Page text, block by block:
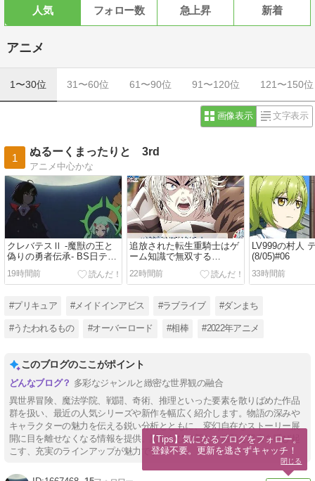
人気 フォロー数 急上昇 新着
アニメ
1〜30位 31〜60位 61〜90位 91〜120位 121〜150位
画像表示 文字表示
1
ぬるーくまったりと 3rd
アニメ中心かな
クレバテスⅡ ‐魔獣の王と
偽りの勇者伝承‐ BS日テレ
(8/05)#05
19時間前
追放された転生重騎士はゲ
ーム知識で無双する
TBS(8/06)#06
22時間前
LV999の村人
(8/05)#06
33時間前
#プリキュア #メイドインアビス #ラブライブ #ダンまち
#うたわれるもの #オーバーロード #相棒 #2022年アニメ
このブログのここがポイント
多彩なジャンルと緻密な世界観の融合
異世界冒険、魔法学院、戦闘、奇術、推理といった要素を散りばめた作品
群を扱い、最近の人気シリーズや新作を幅広く紹介します。物語の深みや
キャラクターの魅力を伝える鋭い分析とともに、変幻自在なストーリー展
開に目を離せなくなる情報を提供。読むたびに新たな感動と興奮を呼び起
こす、充実のラインアップが魅力です。
【Tips】気になるブログをフォロー。
登録不要。更新を逃さずキャッチ！
閉じる